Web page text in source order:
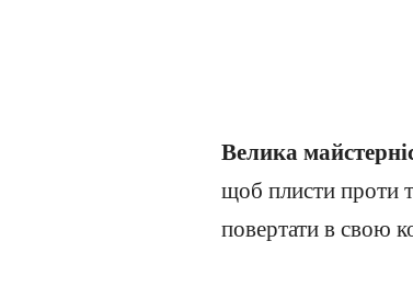
Велика
щоб плисти проти
повертати в свою